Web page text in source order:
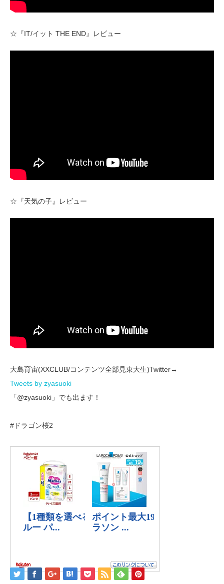
☆『IT/イット THE END』レビュー
☆『天気の子』レビュー
大島育宙(XXCLUB/コンテンツ全部見東大生)Twitter→
Tweets by zyasuoki
「@zyasuoki」でも出ます！
#ドラゴン桜2